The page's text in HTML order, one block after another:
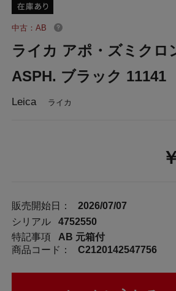
中古：AB
ライカ アポ・ズミクロ
ASPH. ブラック 11141
Leica ライカ
販売開始日：
2026/07/07
シリアル
4752550
特記事項
AB 元箱付
商品コード：
C2120142547756